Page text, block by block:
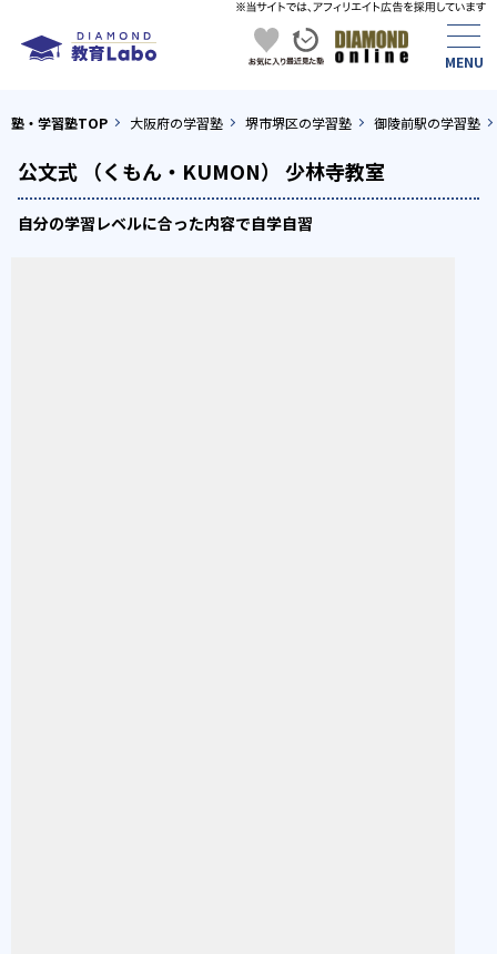
塾・学習塾TOP 大阪府の学習塾 堺市堺区の学習塾 御陵前駅の学習塾
公文式 （くもん・KUMON） 少林寺教室
自分の学習レベルに合った内容で自学自習